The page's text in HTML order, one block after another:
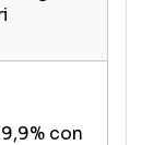
con